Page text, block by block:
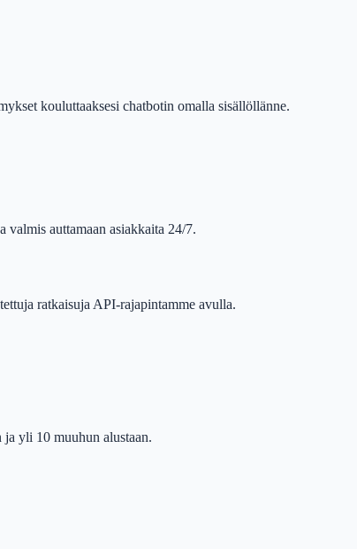
kouluttaaksesi chatbotin omalla sisällöllänne.
auttamaan asiakkaita 24/7.
ratkaisuja API-rajapintamme avulla.
yli 10 muuhun alustaan.